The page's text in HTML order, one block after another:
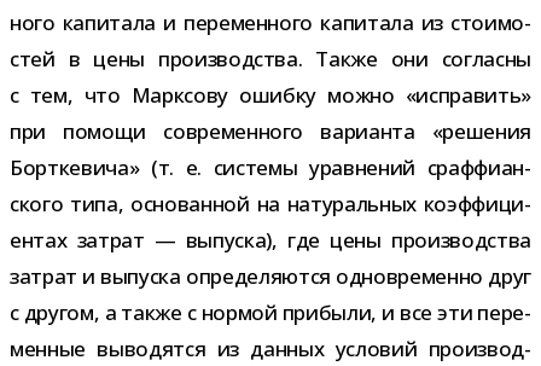
ного капи­тала и пере­мен­ного капи­тала из сто­и­мо­
стей в цены про­из­вод­ства. Также они согласны
с тем, что Марксову ошибку можно «испра­вить»
при помощи совре­мен­ного вари­анта «реше­ния
Борткевича» (т. е. системы урав­не­ний сраф­фи­ан­
ского типа, осно­ван­ной на нату­раль­ных коэф­фи­ци­
ен­тах затрат — выпуска), где цены про­из­вод­ства
затрат и выпуска опре­де­ля­ются одно­вре­менно друг
с дру­гом, а также с нор­мой при­были, и все эти пере­
мен­ные выво­дятся из дан­ных усло­вий про­из­вод­